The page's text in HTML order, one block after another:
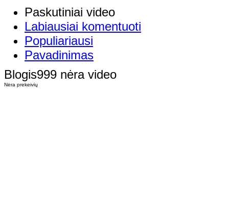
Paskutiniai video
Labiausiai komentuoti
Populiariausi
Pavadinimas
Blogis999 nėra video
Nėra prekeivių